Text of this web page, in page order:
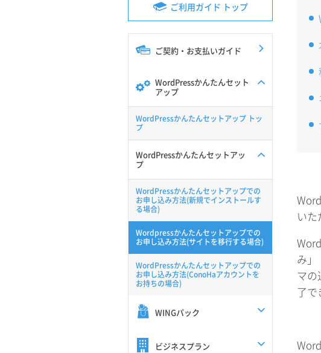
ご利用ガイド トップ
ご契約・お支払いガイド
WordPressかんたんセット
アップ
WordPressかんたんセットアップ トッ
プ
WordPressかんたんセットアッ
プ
WordPressかんたんセットアップでの
お申し込み方法(新規でインストールす
る場合)
Wordpressかんたんセットアップでの
お申し込み方法(サイトを移行する場合)
WordPressかんたんセットアップでの
お申し込み方法(ConoHaアカウントを
お持ちの場合)
WINGパック
ビジネスプラン
いた
み」
マ
了で